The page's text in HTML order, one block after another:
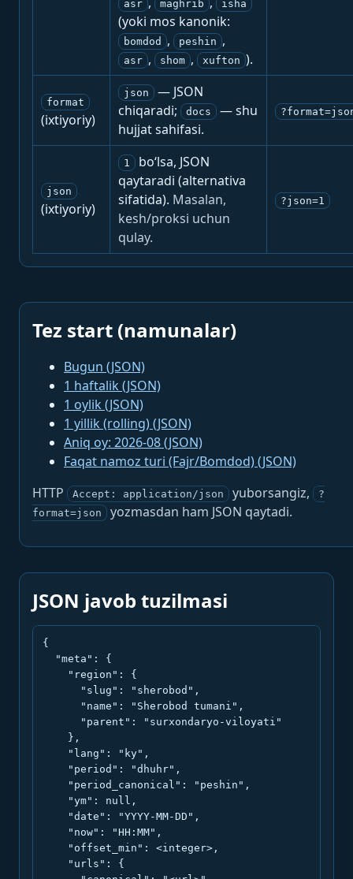
asr maghrib isha
(yoki mos kanonik:
bomdod , peshin ,
asr , shom , xufton ).
format
(ixtiyoriy)
json
— JSON
chiqaradi;
docs
— shu
hujjat sahifasi.
json
(ixtiyoriy)
1
bo‘lsa, JSON
qaytaradi (alternativa
sifatida). Masalan,
kesh/proksi uchun
qulay.
?json=1
Tez start (namunalar)
Bugun (JSON)
1 haftalik (JSON)
1 oylik (JSON)
1 yillik (rolling) (JSON)
Aniq oy: 2026-08 (JSON)
Faqat namoz turi (Fajr/Bomdod) (JSON)
HTTP
Accept: application/json yuborsangiz,
?
format=json
yozmasdan ham JSON qaytadi.
JSON javob tuzilmasi
{
  "meta": {
    "region": {
      "slug": "sherobod",
      "name": "Sherobod tumani",
      "parent": "surxondaryo-viloyati"
    },
    "lang": "ky",
    "period": "dhuhr",
    "period_canonical": "peshin",
    "ym": null,
    "date": "YYYY-MM-DD",
    "now": "HH:MM",
    "offset_min": <integer>,
    "urls": {